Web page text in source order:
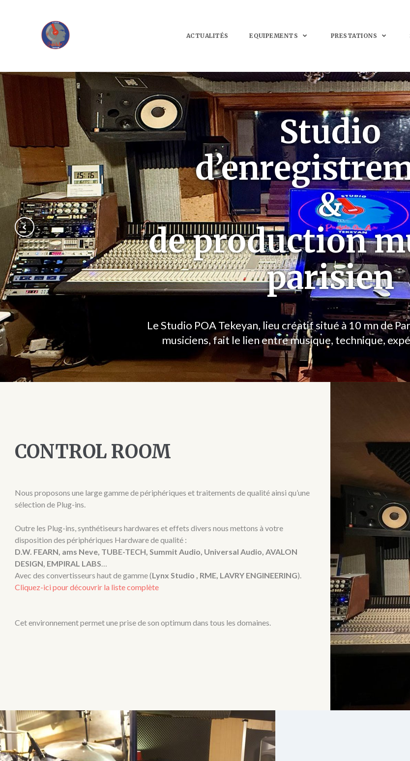
ACTUALITÉS EQUIPEMENTS PRESTATIONS
Studio
&
de production
parisien
Le Studio POA Tekeyan, lieu créatif situé à 10 mn de
musiciens, fait le lien entre musique, technique,
CONTROL ROOM
Nous proposons une large gamme de périphériques et traitements de qualité ainsi qu’une
sélection de Plug-ins.
Outre les Plug-ins, synthétiseurs hardwares et effets divers nous mettons à votre
disposition des périphériques Hardware de qualité :
D.W. FEARN, ams Neve, TUBE-TECH, Summit Audio, Universal Audio, AVALON
DESIGN, EMPIRAL LABS…
Avec des convertisseurs haut de gamme (Lynx Studio , RME, LAVRY ENGINEERING).
Cliquez-ici pour découvrir la liste complète
Cet environnement permet une prise de son optimum dans tous les domaines.